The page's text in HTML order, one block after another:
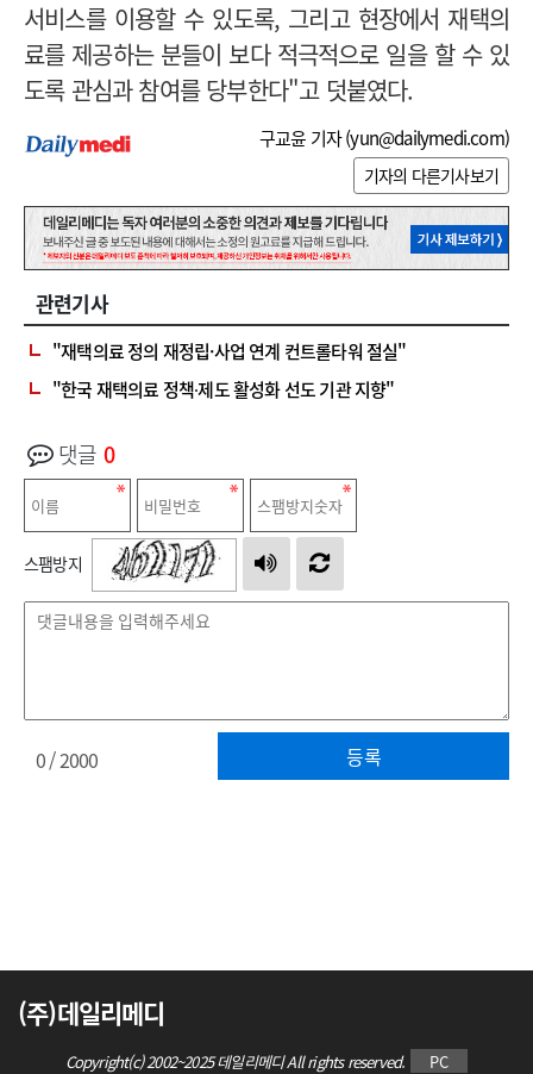
서비스를 이용할 수 있도록, 그리고 현장에서 재택의
료를 제공하는 분들이 보다 적극적으로 일을 할 수 있
도록 관심과 참여를 당부한다"고 덧붙였다.
구교윤 기자 (yun@dailymedi.com)
기자의 다른기사보기
관련기사
"재택의료 정의 재정립·사업 연계 컨트롤타워 절실"
"한국 재택의료 정책⸱제도 활성화 선도 기관 지향"
댓글 0
스팸방지
등록
0/ 2000
(주)데일리메디
Copyright(c) 2002~2025 데일리메디 All rights reserved. PC